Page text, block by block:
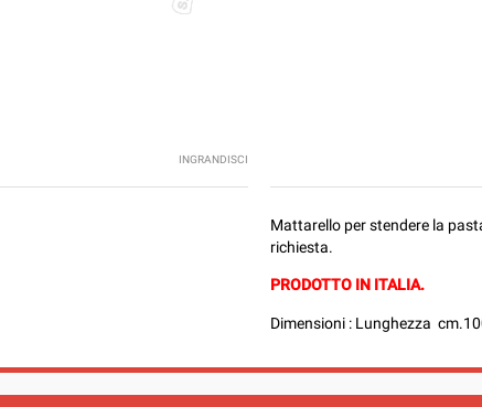
INGRANDISCI
Mattarello per stendere la
richiesta.
PRODOTTO IN ITALIA.
Dimensioni : Lunghezza